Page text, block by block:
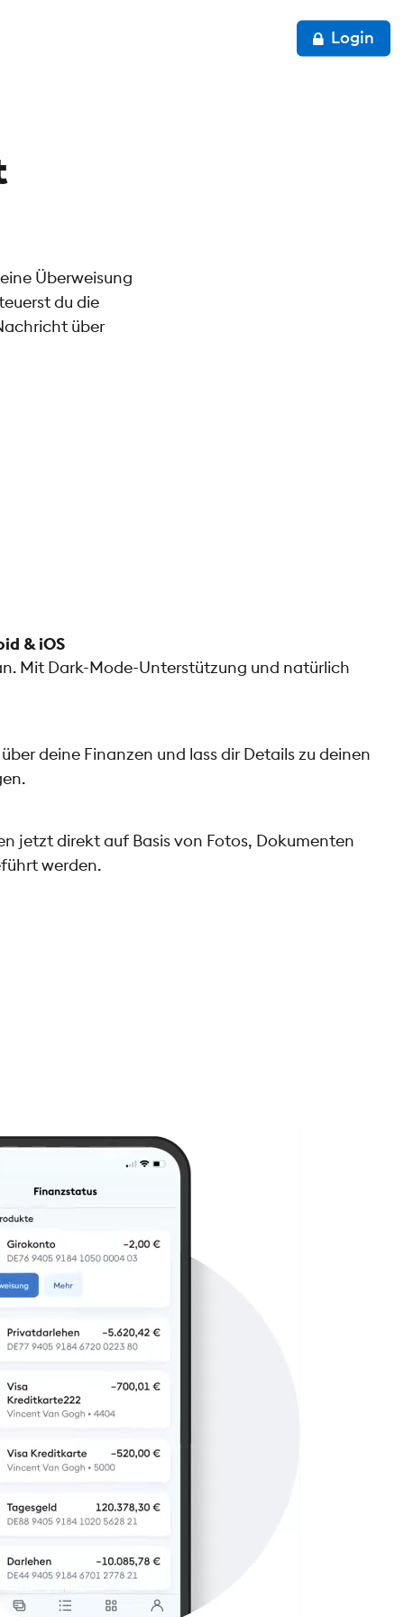
Login
Überweisung
du die
über
& iOS
Mit Dark-Mode-Unterstützung und natürlich
deine Finanzen und lass dir Details zu deinen
jetzt direkt auf Basis von Fotos, Dokumenten
werden.